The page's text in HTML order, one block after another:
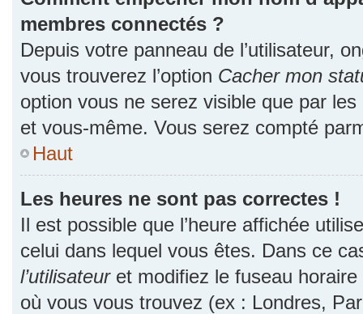
membres connectés ?
Depuis votre panneau de l’utilisateur,
vous trouverez l’option Cacher mon
option vous ne serez visible que par
et vous-même. Vous serez compté
Haut
Les heures ne sont pas correctes !
Il est possible que l’heure affichée
celui dans lequel vous êtes. Dans ce
l’utilisateuret modifiez le fuseau horaire
où vous vous trouvez (ex : Londres,